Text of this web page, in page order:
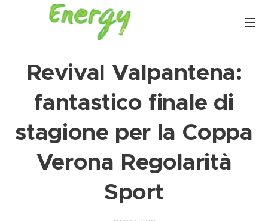
Revival Valpantena:
fantastico finale di
stagione per la Coppa
Verona Regolarità
Sport